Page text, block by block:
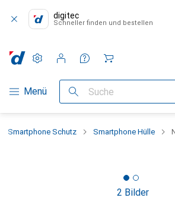
digitec
Schneller finden und bestellen
Navigation nach Kategorien
Menü Suche
Einstellungen
Kundenkonto
Vergleichslisten
Merklisten
Warenkorb
Smartphone Schutz Smartphone Hülle
2 Bilder